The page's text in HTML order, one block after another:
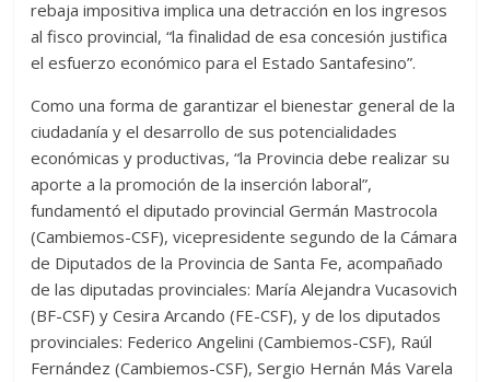
rebaja impositiva implica una detracción en los ingresos
al fisco provincial, “la finalidad de esa concesión justifica
el esfuerzo económico para el Estado Santafesino”.
Como una forma de garantizar el bienestar general de la
ciudadanía y el desarrollo de sus potencialidades
económicas y productivas, “la Provincia debe realizar su
aporte a la promoción de la inserción laboral”,
fundamentó el diputado provincial Germán Mastrocola
(Cambiemos-CSF), vicepresidente segundo de la Cámara
de Diputados de la Provincia de Santa Fe, acompañado
de las diputadas provinciales: María Alejandra Vucasovich
(BF-CSF) y Cesira Arcando (FE-CSF), y de los diputados
provinciales: Federico Angelini (Cambiemos-CSF), Raúl
Fernández (Cambiemos-CSF), Sergio Hernán Más Varela